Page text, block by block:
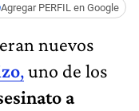
Agregar PERFIL en Google
nuevos
,uno de los
a